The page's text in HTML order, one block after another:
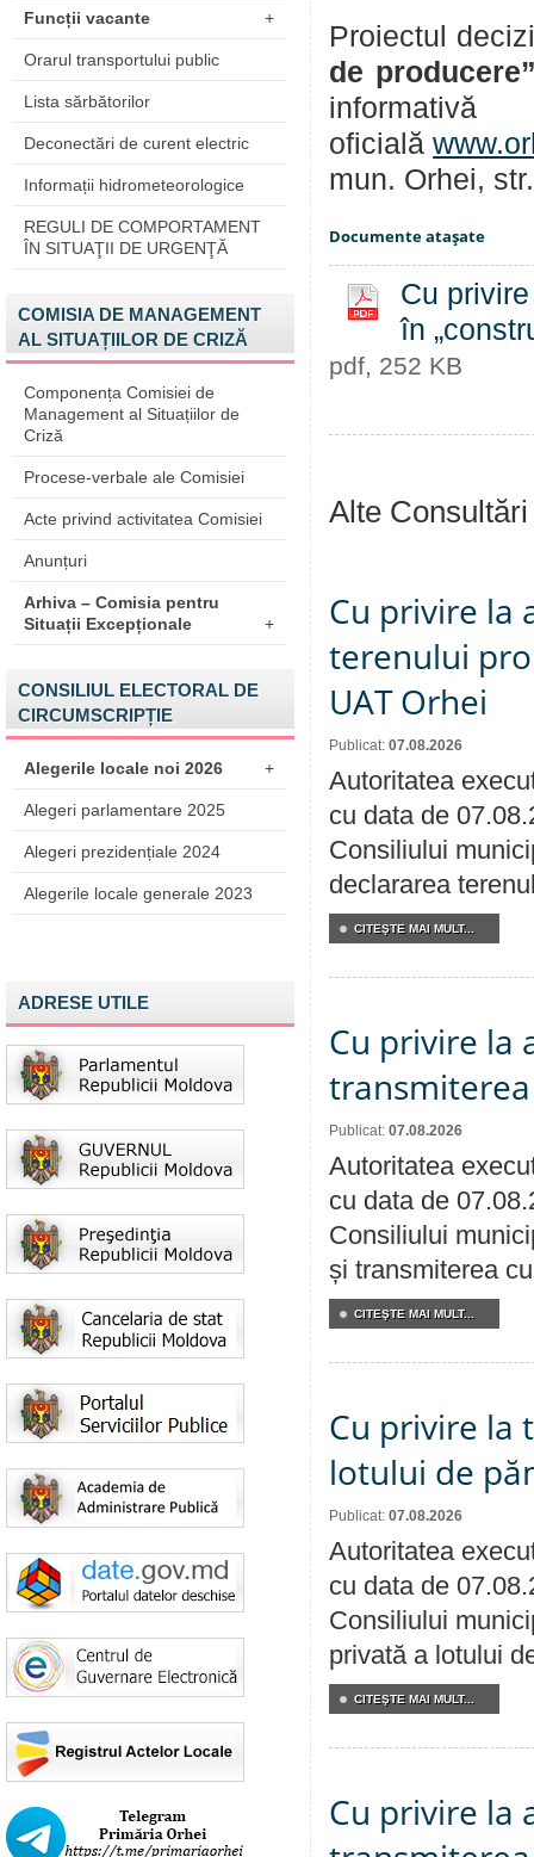
Funcții vacante +
Orarul transportului public
Lista sărbătorilor
Deconectări de curent electric
Informații hidrometeorologice
REGULI DE COMPORTAMENT
ÎN SITUAŢII DE URGENŢĂ
COMISIA DE MANAGEMENT
AL SITUAȚIILOR DE CRIZĂ
Componența Comisiei de
Management al Situațiilor de
Criză
Procese-verbale ale Comisiei
Acte privind activitatea Comisiei
Anunțuri
Arhiva – Comisia pentru
Situații Excepționale
+
CONSILIUL ELECTORAL DE
CIRCUMSCRIPȚIE
Alegerile locale noi 2026 +
Alegeri parlamentare 2025
Alegeri prezidențiale 2024
Alegerile locale generale 2023
ADRESE UTILE
Proiectul
de
oficială
mun. Orhei,
Documente ataşate
Cu
în
pdf, 252 KB
Alte
Cu privire la
terenului
UAT Orhei
Publicat: 07.08.2026
Autoritatea
cu data de
Consiliului
declararea
CITEŞTE MAI MULT...
Cu privire la
Publicat: 07.08.2026
Autoritatea
cu data de
Consiliului
și transmiterea
CITEŞTE MAI MULT...
Cu privire la
lotului de
Publicat: 07.08.2026
Autoritatea
cu data de
Consiliului
privată a lotului
CITEŞTE MAI MULT...
Cu privire la